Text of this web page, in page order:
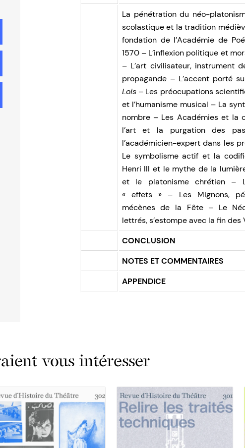
La pénétration du néo-
scolastique et la tradition
fondation de l’Académie de
1570 – L’inflexion politique et
– L’art civilisateur, instrument
propagande – L’accent porté
Lois– Les préocupations
et l’humanisme musical – La
nombre – Les Académies et la
l’art et la purgation des
l’académicien-expert dans les
Le symbolisme actif et la
Henri III et le mythe de la
et le platonisme chrétien –
« effets » – Les Mignons,
mécènes de la Fête – Le
lettrés, s’estompe avec la fin des
CONCLUSION
NOTES ET COMMENTAIRES
APPENDICE
vous intéresser